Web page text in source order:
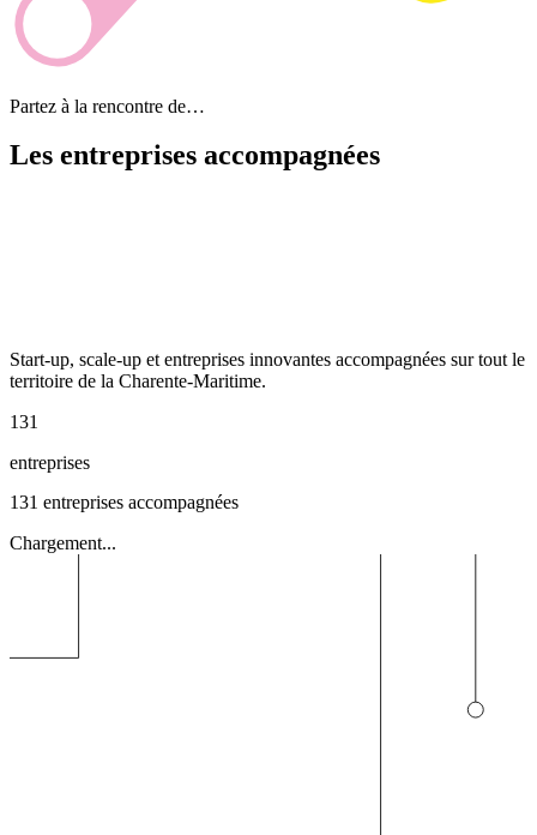
Partez à la rencontre de…
Les entreprises accompagnées
Start-up, scale-up et entreprises innovantes accompagnées sur tout le
territoire de la Charente-Maritime.
131
entreprises
131 entreprises accompagnées
Chargement...